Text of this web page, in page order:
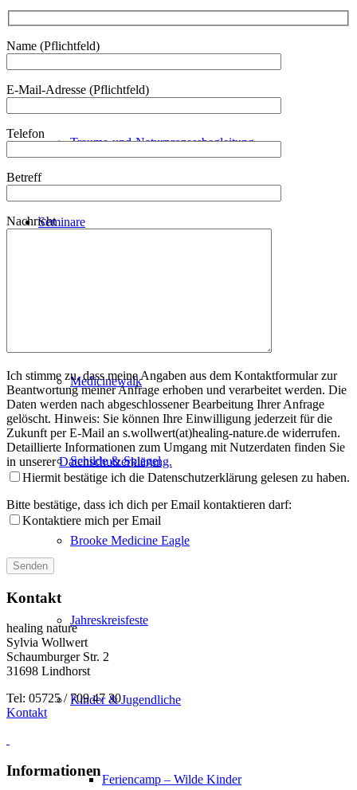
Trauma-und-Naturprozessbegleitung
Seminare
Medicinewalk
Schilde & Spiegel
Brooke Medicine Eagle
Jahreskreisfeste
Kinder & Jugendliche
Feriencamp – Wilde Kinder
Name (Pflichtfeld)
E-Mail-Adresse (Pflichtfeld)
Telefon
Betreff
Nachricht
Ich stimme zu, dass meine Angaben aus dem Kontaktformular zur
Beantwortung meiner Anfrage erhoben und verarbeitet werden. Die
Daten werden nach abgeschlossener Bearbeitung Ihrer Anfrage
gelöscht. Hinweis: Sie können Ihre Einwilligung jederzeit für die
Zukunft per E-Mail an s.wollwert(at)healing-nature.de widerrufen.
Detaillierte Informationen zum Umgang mit Nutzerdaten finden Sie
in unsererDatenschutzerklärung.
Hiermit bestätige ich die Datenschutzerklärung gelesen zu haben.
Bitte bestätige, dass ich dich per Email kontaktieren darf:
Kontaktiere mich per Email
Kontakt
healing nature
Sylvia Wollwert
Schaumburger Str. 2
31698 Lindhorst
Tel: 05725 / 709 47 30
Kontakt
Informationen